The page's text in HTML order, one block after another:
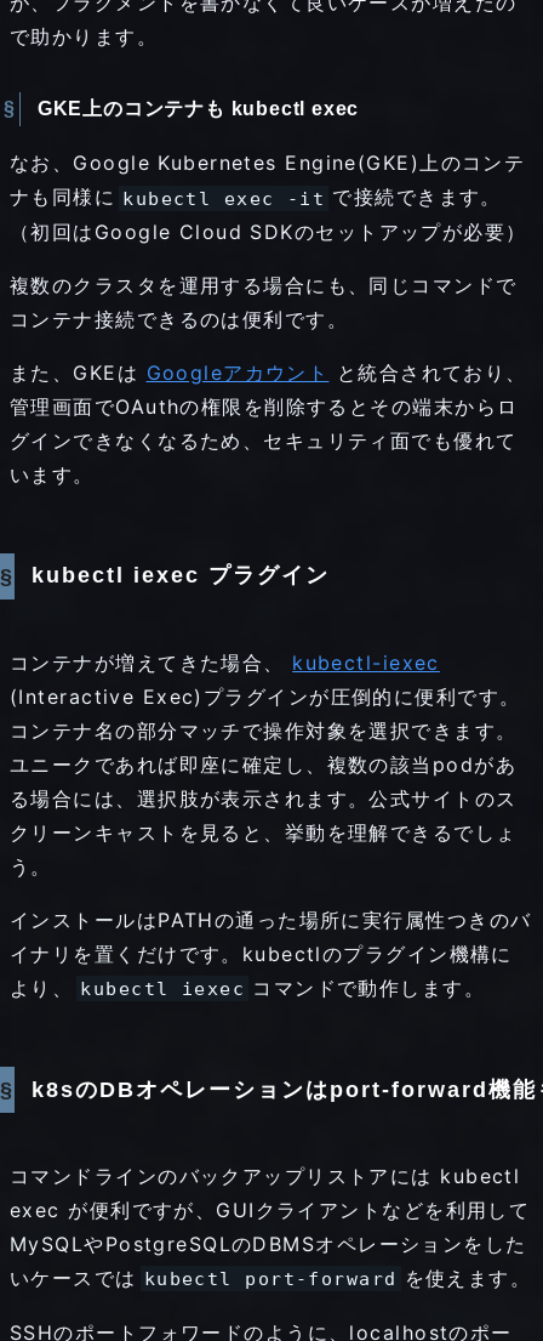
行
き
る
-
it
オ
プ
シ
ョ
ン
で
端
末
に
コ
ン
テ
ナ
に
接
で
る
も
統
で助かります。
GKE上のコンテナも kubectl exec
なお、Google Kubernetes Engine(GKE)上のコンテ
ナも同様に kubectl exec -it で接続できます。
（初回はGoogle Cloud SDKのセットアップが必要）
複数のクラスタを運用する場合にも、同じコマンドで
コンテナ接続できるのは便利です。
また、GKEは Googleアカウント
と統合されており、
管理画面でOAuthの権限を削除するとその端末からロ
グインできなくなるため、セキュリティ面でも優れて
います。
kubectl iexec プラグイン
コンテナが増えてきた場合、 kubectl-iexec
(Interactive Exec)プラグインが圧倒的に便利です。
コンテナ名の部分マッチで操作対象を選択できます。
ユニークであれば即座に確定し、複数の該当podがあ
る場合には、選択肢が表示されます。公式サイトのス
クリーンキャストを見ると、挙動を理解できるでしょ
う。
インストールはPATHの通った場所に実行属性つきのバ
イナリを置くだけです。kubectlのプラグイン機構に
より、
kubectl iexec コマンドで動作します。
k8sのDBオペレーションはport-forward機能
コマンドラインのバックアップリストアには kubectl
exec が便利ですが、GUIクライアントなどを利用して
MySQLやPostgreSQLのDBMSオペレーションをした
いケースでは kubectl port-forward を使えます。
SSHのポートフォワードのように、localhostのポー